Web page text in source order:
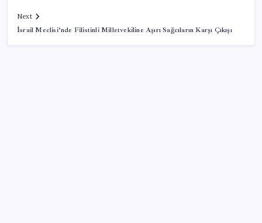
Next
İsrail Meclisi’nde Filistinli Milletvekiline Aşırı Sağcıların Karşı Çıkışı